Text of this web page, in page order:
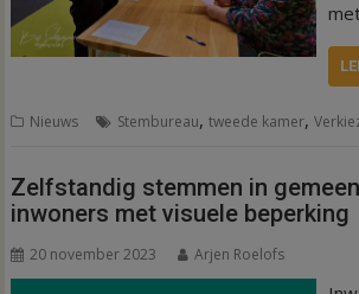
Nieuws Stembureau,tweede kamer,
Zelfstandig stemmen in
inwoners met visuele beperking
20 november 2023 Arjen Roelofs